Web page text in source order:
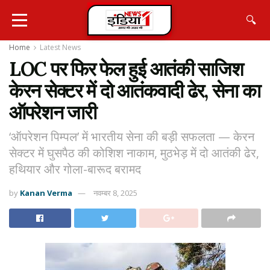
🔍
Home Latest News
LOC पर फिर फेल हुई आतंकी साजिश
केरन सेक्टर में दो आतंकवादी ढेर, सेना का
ऑपरेशन जारी
‘ऑपरेशन पिम्पल’ में भारतीय सेना की बड़ी सफलता — केरन
सेक्टर में घुसपैठ की कोशिश नाकाम, मुठभेड़ में दो आतंकी ढेर,
हथियार और गोला-बारूद बरामद
by Kanan Verma नवम्बर 8, 2025